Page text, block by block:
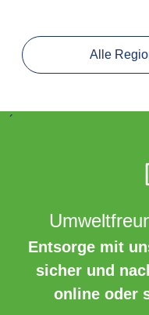
Alle
´
Entsorge mit
sicher und
online oder